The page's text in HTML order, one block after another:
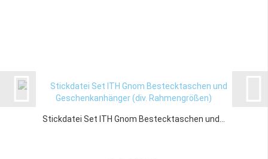
Stickdatei Set ITH Gnom Bestecktaschen und...